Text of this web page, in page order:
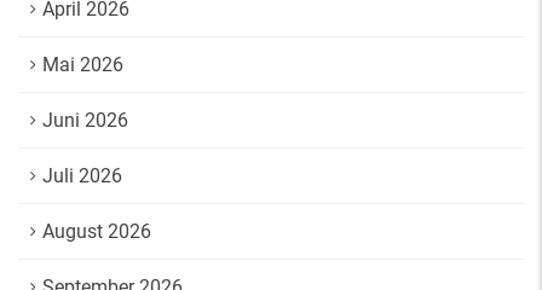
April 2026
Mai 2026
Juni 2026
Juli 2026
August 2026